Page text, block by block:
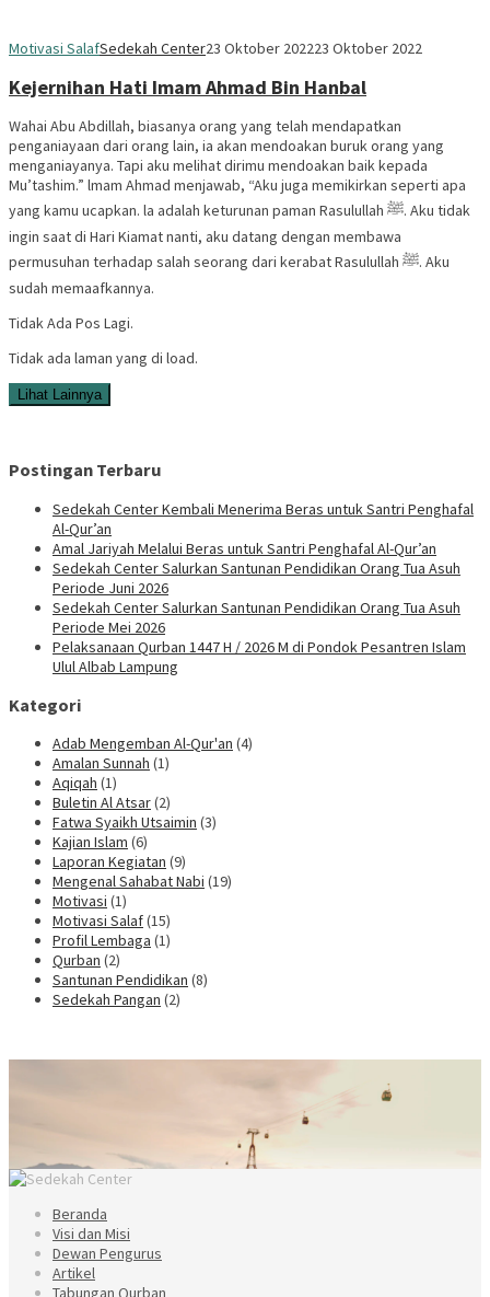
Motivasi SalafSedekah Center23 Oktober 202223 Oktober 2022
Kejernihan Hati Imam Ahmad Bin Hanbal
Wahai Abu Abdillah, biasanya orang yang telah mendapatkan
penganiayaan dari orang lain, ia akan mendoakan buruk orang yang
menganiayanya. Tapi aku melihat dirimu mendoakan baik kepada
Mu’tashim.” lmam Ahmad menjawab, “Aku juga memikirkan seperti apa
yang kamu ucapkan. la adalah keturunan paman Rasulullah ﷺ. Aku tidak
ingin saat di Hari Kiamat nanti, aku datang dengan membawa
permusuhan terhadap salah seorang dari kerabat Rasulullah ﷺ. Aku
sudah memaafkannya.
Tidak Ada Pos Lagi.
Tidak ada laman yang di load.
Lihat Lainnya
Postingan Terbaru
Sedekah Center Kembali Menerima Beras untuk Santri Penghafal
Al-Qur’an
Amal Jariyah Melalui Beras untuk Santri Penghafal Al-Qur’an
Sedekah Center Salurkan Santunan Pendidikan Orang Tua Asuh
Periode Juni 2026
Sedekah Center Salurkan Santunan Pendidikan Orang Tua Asuh
Periode Mei 2026
Pelaksanaan Qurban 1447 H / 2026 M di Pondok Pesantren Islam
Ulul Albab Lampung
Kategori
Adab Mengemban Al-Qur'an (4)
Amalan Sunnah (1)
Aqiqah (1)
Buletin Al Atsar(2)
Fatwa Syaikh Utsaimin (3)
Kajian Islam (6)
Laporan Kegiatan (9)
Mengenal Sahabat Nabi (19)
Motivasi (1)
Motivasi Salaf(15)
Profil Lembaga (1)
Qurban (2)
Santunan Pendidikan (8)
Sedekah Pangan (2)
Beranda
Visi dan Misi
Dewan Pengurus
Artikel
Tabungan Qurban